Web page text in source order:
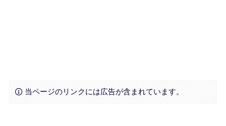
当ページのリンクには広告が含まれています。